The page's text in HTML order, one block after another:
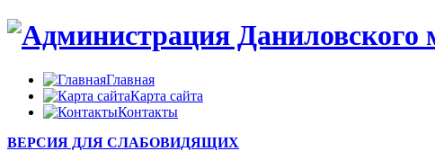
Главная
Карта сайта
Контакты
ВЕРСИЯ ДЛЯ СЛАБОВИДЯЩИХ